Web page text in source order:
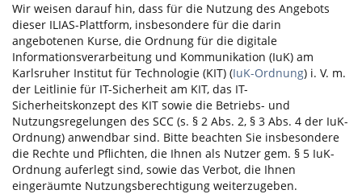
Wir weisen darauf hin, dass für die Nutzung des Angebots
dieser ILIAS-Plattform, insbesondere für die darin
angebotenen Kurse, die Ordnung für die digitale
Informationsverarbeitung und Kommunikation (IuK) am
Karlsruher Institut für Technologie (KIT) (IuK-Ordnung) i. V. m.
der Leitlinie für IT-Sicherheit am KIT, das IT-
Sicherheitskonzept des KIT sowie die Betriebs- und
Nutzungsregelungen des SCC (s. § 2 Abs. 2, § 3 Abs. 4 der IuK-
Ordnung) anwendbar sind. Bitte beachten Sie insbesondere
die Rechte und Pflichten, die Ihnen als Nutzer gem. § 5 IuK-
Ordnung auferlegt sind, sowie das Verbot, die Ihnen
eingeräumte Nutzungsberechtigung weiterzugeben.